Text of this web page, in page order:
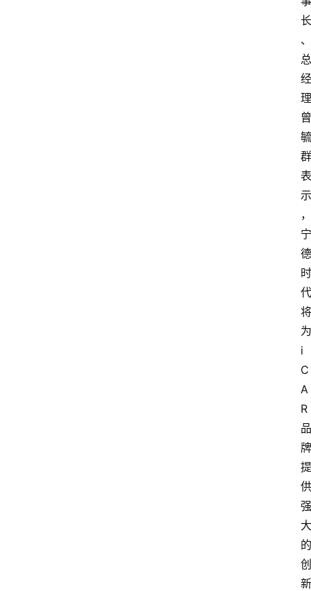
长
、
总
经
理
曾
毓
群
表
示
，
宁
德
时
代
将
为
i
C
A
R
品
牌
提
供
强
大
的
创
新